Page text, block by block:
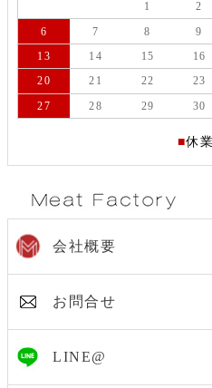
1
2
6
7 8 9
13
14 15 16
20
21 22 23
27
28 29 30
■休
会社概要
お問合せ
LINE@